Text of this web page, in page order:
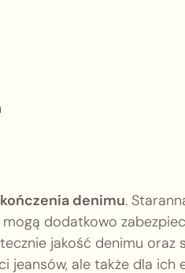
denimu.
dodatkowo
jakość denimu
jeansów, ale także dla